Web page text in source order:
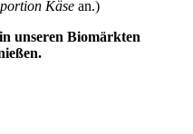
Käse an.)
unseren Biomärkten